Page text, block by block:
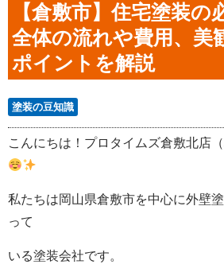
【倉敷市】住宅塗装の
全体の流れや費用、美
ポイントを解説
塗装の豆知識
こんにちは！プロタイムズ倉敷北店
私たちは岡山県倉敷市を中心に外壁
って
いる塗装会社です。